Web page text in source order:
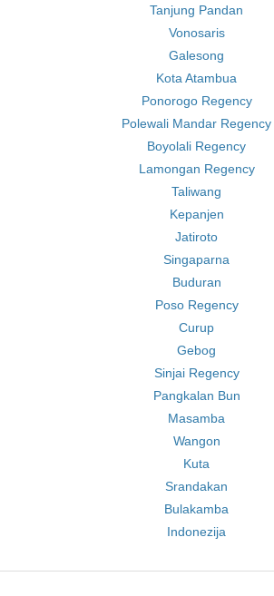
Tanjung Pandan
Vonosaris
Galesong
Kota Atambua
Ponorogo Regency
Polewali Mandar Regency
Boyolali Regency
Lamongan Regency
Taliwang
Kepanjen
Jatiroto
Singaparna
Buduran
Poso Regency
Curup
Gebog
Sinjai Regency
Pangkalan Bun
Masamba
Wangon
Kuta
Srandakan
Bulakamba
Indonezija